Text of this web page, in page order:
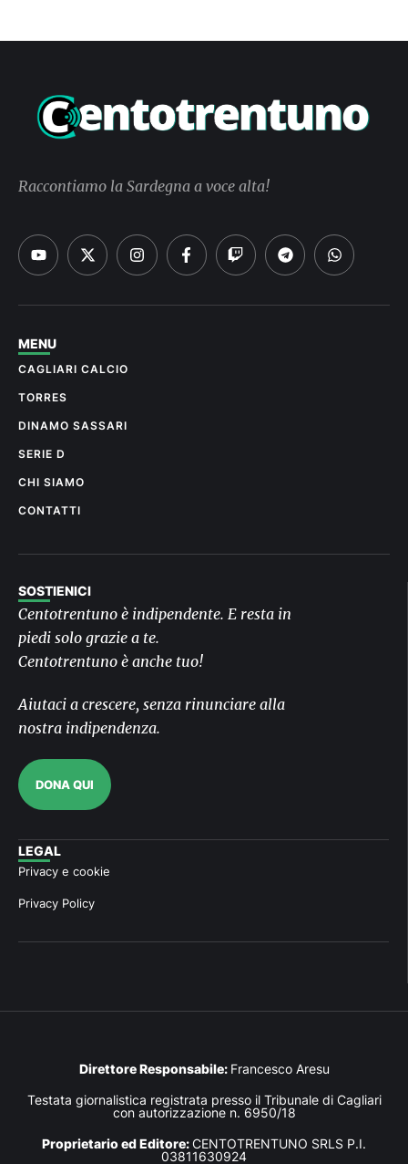
Raccontiamo la Sardegna a voce alta!
MENU
CAGLIARI CALCIO
TORRES
DINAMO SASSARI
SERIE D
CHI SIAMO
CONTATTI
SOSTIENICI
Centotrentuno è indipendente. E resta in
piedi solo grazie a te.
Centotrentuno è anche tuo!
Aiutaci a crescere, senza rinunciare alla
nostra indipendenza.
DONA QUI
LEGAL
Privacy e cookie
Privacy Policy
Direttore Responsabile: Francesco Aresu
Testata giornalistica registrata presso il Tribunale di Cagliari
con autorizzazione n. 6950/18
Proprietario ed Editore:CENTOTRENTUNO SRLS P.I.
03811630924